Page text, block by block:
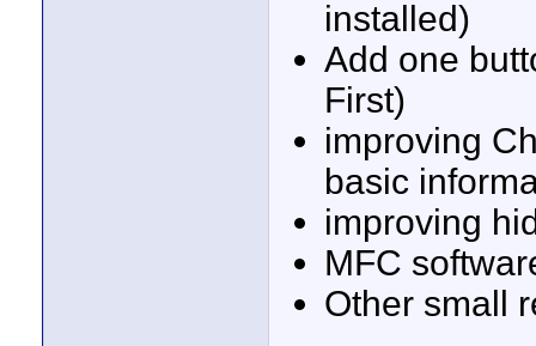
installed)
Add one
First)
improving
basic
improving
MFC
Other small